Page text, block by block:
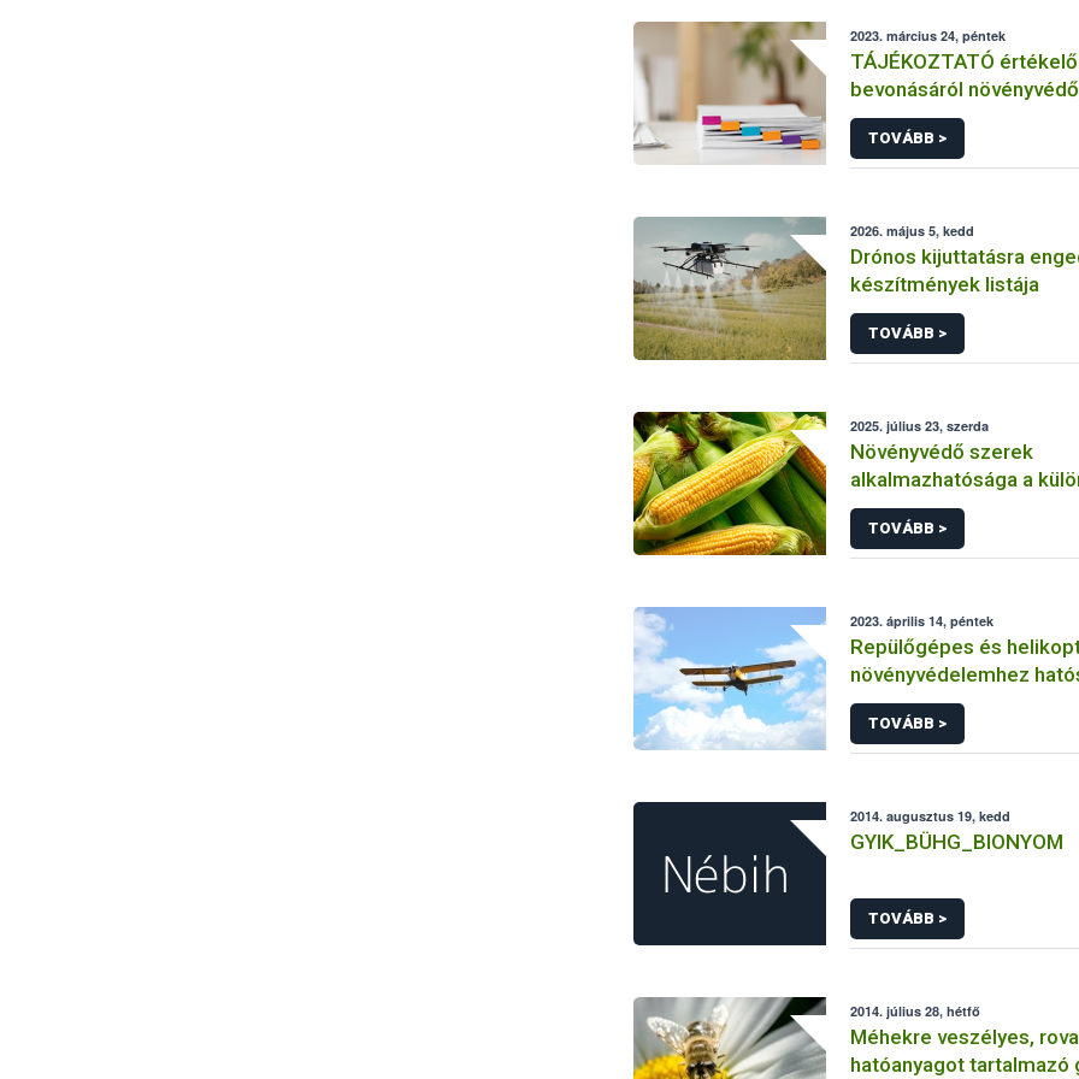
2023. március 24, péntek
TÁJÉKOZTATÓ
bevonásáról
hatóanyag és
engedélyezésére,
engedély
TOVÁBB >
2026. május 5, kedd
Drónos kijuttatásra
készítmények listája
TOVÁBB >
2025. július 23, szerda
Növényvédő szerek
alkalmazhatósága a
kukorica kultúrákban
TOVÁBB >
2023. április 14, péntek
Repülőgépes és
növényvédelemhez
engedéllyel rendelkező
TOVÁBB >
2014. augusztus 19, kedd
GYIK_BÜHG_BIONYOM
TOVÁBB >
2014. július 28, hétfő
Méhekre veszélyes,
hatóanyagot tartalmazó